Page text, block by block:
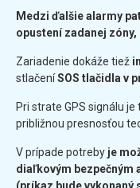
Medzi ďalšie alarmy
opustení zadanej
Zariadenie dokáže tiež
stlačeníSOS tlačidla v
Pri strate GPS signálu
približnou presnosťou
V prípade potreby je
diaľkovým bezpečným